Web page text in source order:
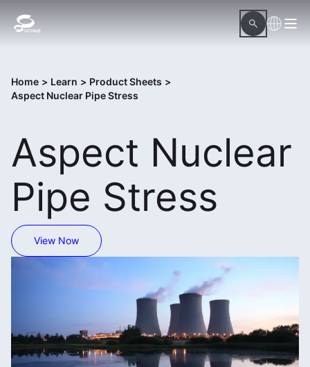
Home > Learn > Product Sheets >
Aspect Nuclear Pipe Stress
Aspect Nuclear
Pipe Stress
View Now